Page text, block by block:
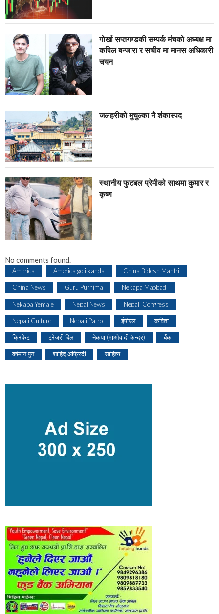
गोर्खा सप्तगण्डकी सम्पर्क मंचको अध्यक्ष मा
कपिल बन्जारा र सचीव मा मानस अधिकारी
चयन
जलहरीको मुचुल्का नै शंंकास्पद
स्थानीय फुटबल प्रेमीको साथमा कुमार र
कृष्ण
No comments found.
America America goli kanda China Bidesh Mantri
China News Guru Purnima Nekapa Maobadi
Nekapa Yemale Nepal News Nepali Congress
Nepali Culture Nepali Patro ईपीएल कविता
क्रिकेट ट्रेजरी बिल नेकपा (माओवादी केन्द्र) बैंक
वर्षमान पुन शाहिद अफ्रिदी साहित्य